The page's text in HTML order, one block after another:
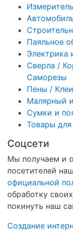
Паяльное
Электрика
Сверла /
Саморезы
Пены /
Малярный
Сумки и
Товары
Соцсети
Мы получаем и
посетителей
официальной
обработку
покинуть наш
Создание